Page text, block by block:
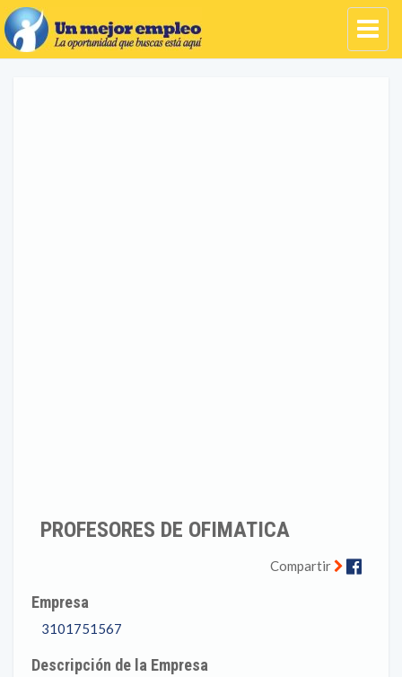
PROFESORES DE OFIMATICA
Compartir
Empresa
3101751567
Descripción de la Empresa